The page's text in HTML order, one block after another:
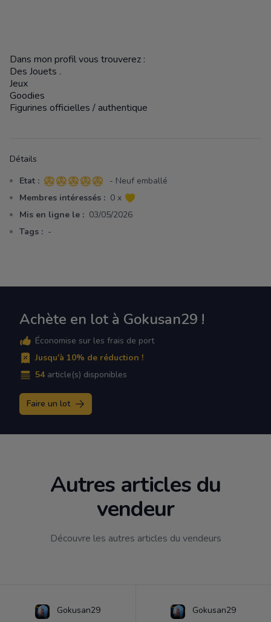
Dans mon profil vous trouverez :
Des Jouets .
Jeux
Goodies
Figurines officielles / authentique
Détails
Etat : 5 sur 5 étoiles
- Neuf emballé
Membres intéressés : 0 x
Mis en ligne le : 03/05/2026
Tags : -
Achète en lot à Gokusan29 !
Économise sur les frais de port
Jusqu'à 10% de réduction !
54 article(s) disponibles
Faire un lot
Autres articles du
vendeur
Découvre les autres articles du vendeurs
Gokusan29 Gokusan29